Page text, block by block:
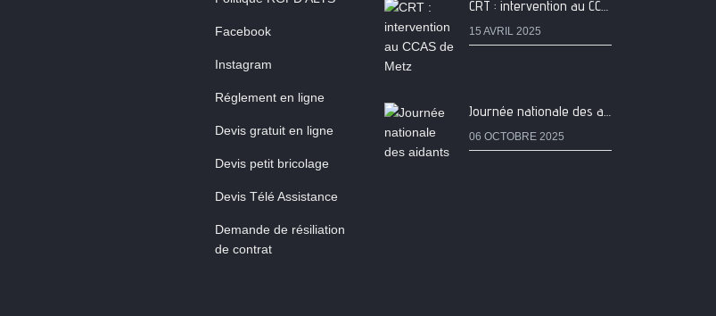
Facebook
Instagram
Réglement en ligne
Devis gratuit en ligne
Devis petit bricolage
Devis Télé Assistance
Demande de résiliation
de contrat
CRT : intervention au CCAS de Metz
15 AVRIL 2025
Journée nationale des aidants
06 OCTOBRE 2025